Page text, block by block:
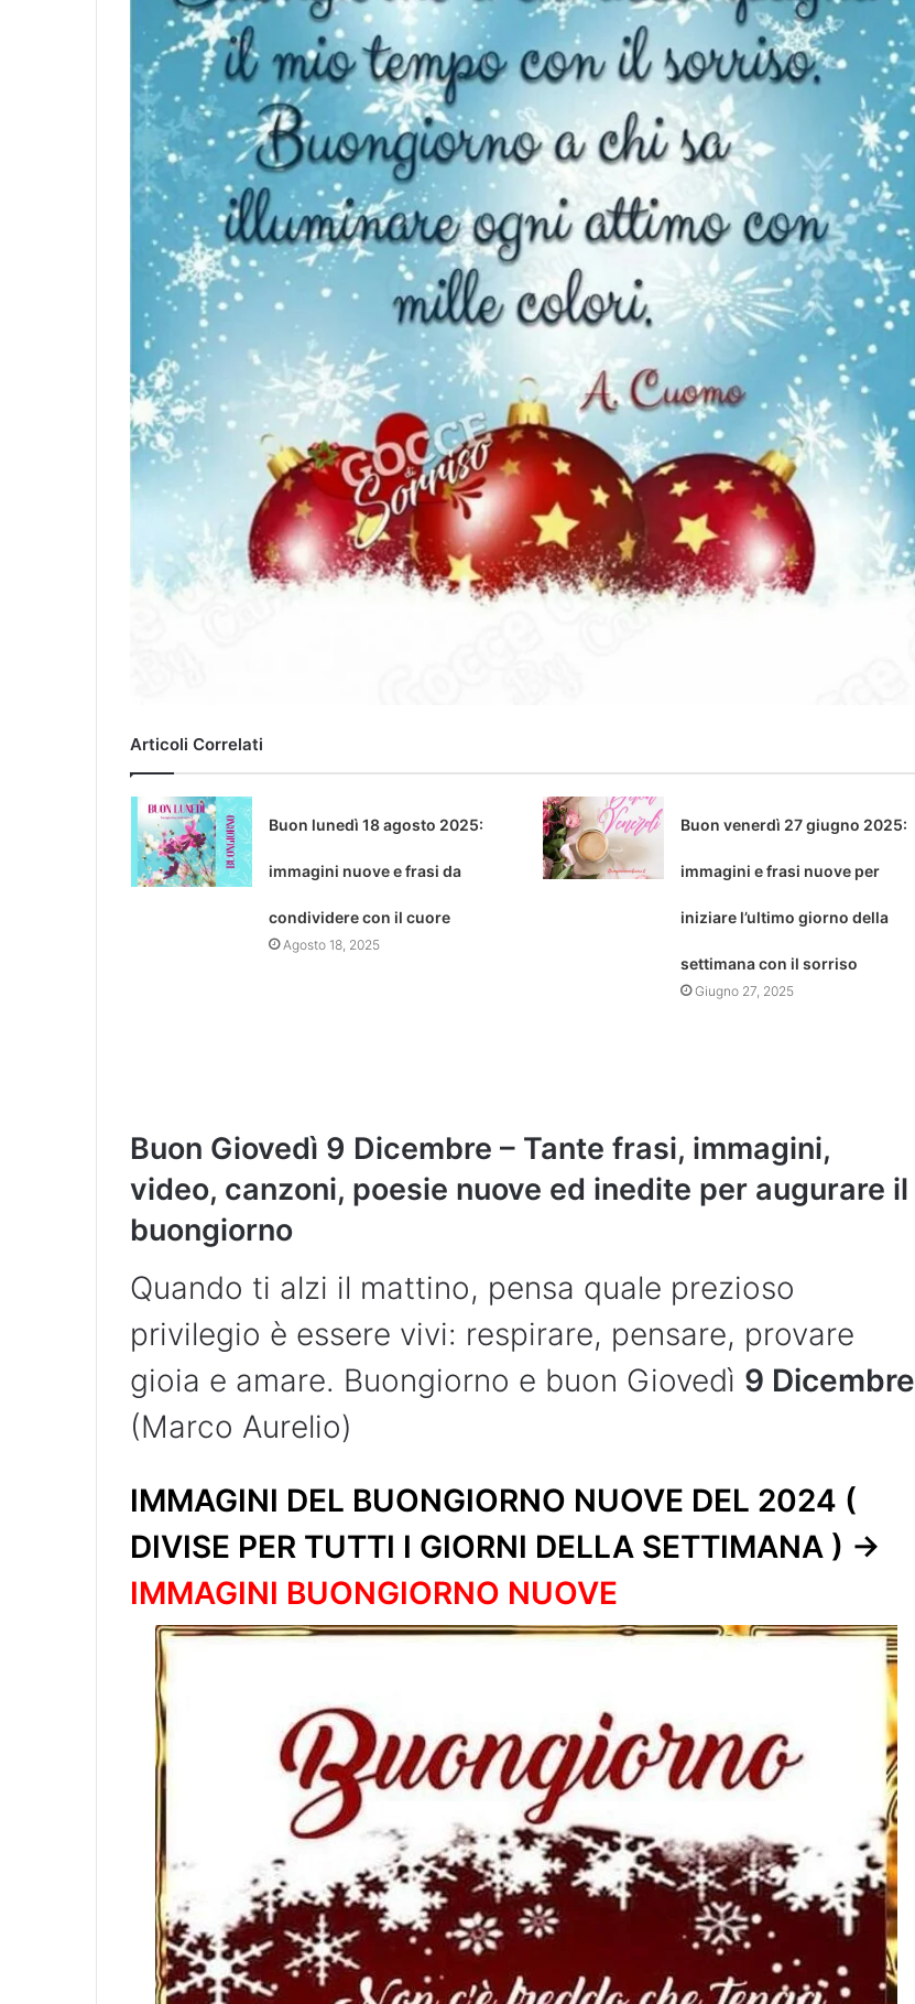
Articoli Correlati
Buon lunedì 18 agosto 2025:
immagini nuove e frasi da
condividere con il cuore
Agosto 18, 2025
Buon venerdì 27 giugno 2025:
immagini e frasi nuove per
iniziare l’ultimo giorno della
settimana con il sorriso
Giugno 27, 2025
Buon Giovedì 9 Dicembre – Tante frasi, immagini,
video, canzoni, poesie nuove ed inedite per augurare il
buongiorno
Quando ti alzi il mattino, pensa quale prezioso
privilegio è essere vivi: respirare, pensare, provare
gioia e amare. Buongiorno e buon Giovedì 9 Dicembre
(Marco Aurelio)
IMMAGINI DEL BUONGIORNO NUOVE DEL 2024 (
DIVISE PER TUTTI I GIORNI DELLA SETTIMANA ) ->
IMMAGINI BUONGIORNO NUOVE